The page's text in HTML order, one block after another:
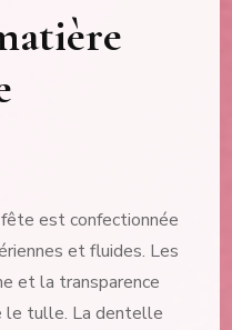
est confectionnée
et fluides. Les
et la transparence
le tulle. La dentelle